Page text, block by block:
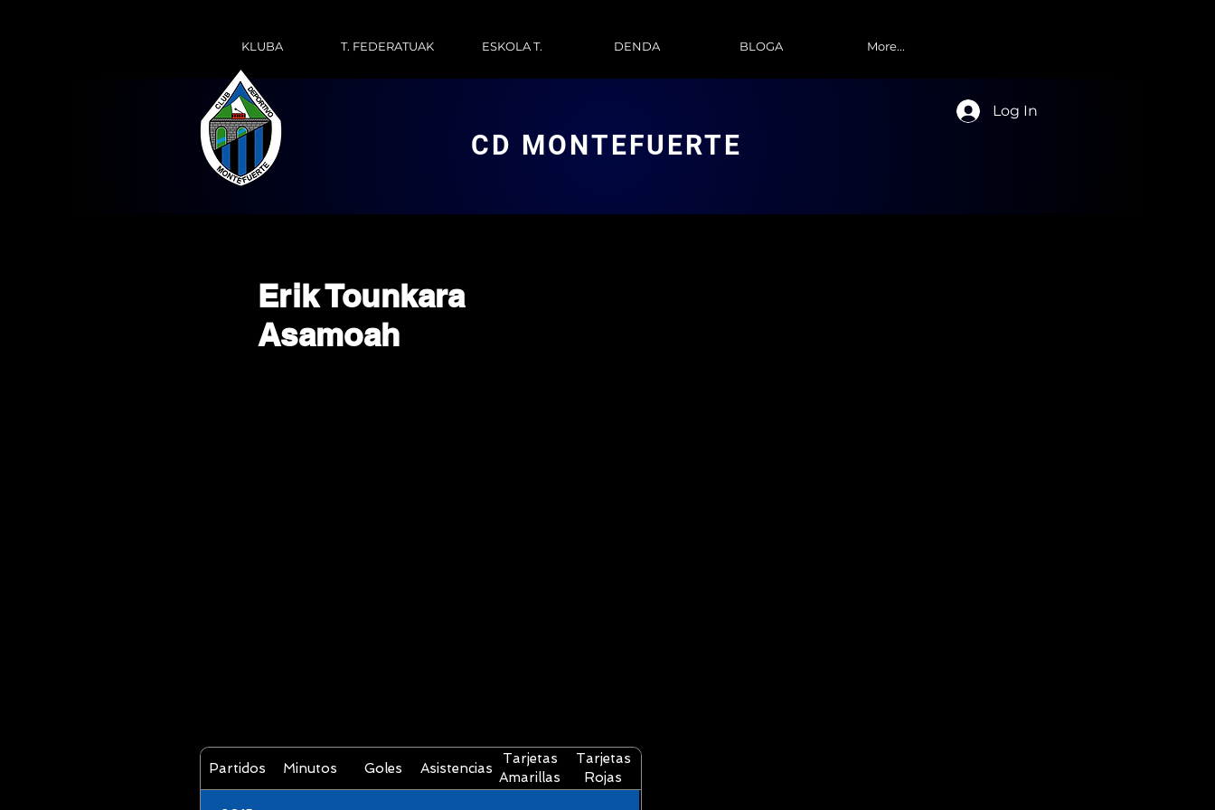
KLUBA T. FEDERATUAK ESKOLA T. DENDA BLOGA More...
CD MONTEFUERTE
Log In
Erik Tounkara
Asamoah
Partidos Minutos Goles Asistencias
Tarjetas
Amarillas
Tarjetas
Rojas